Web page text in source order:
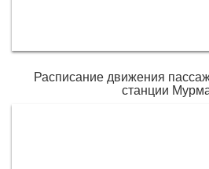
Расписание движения
станции